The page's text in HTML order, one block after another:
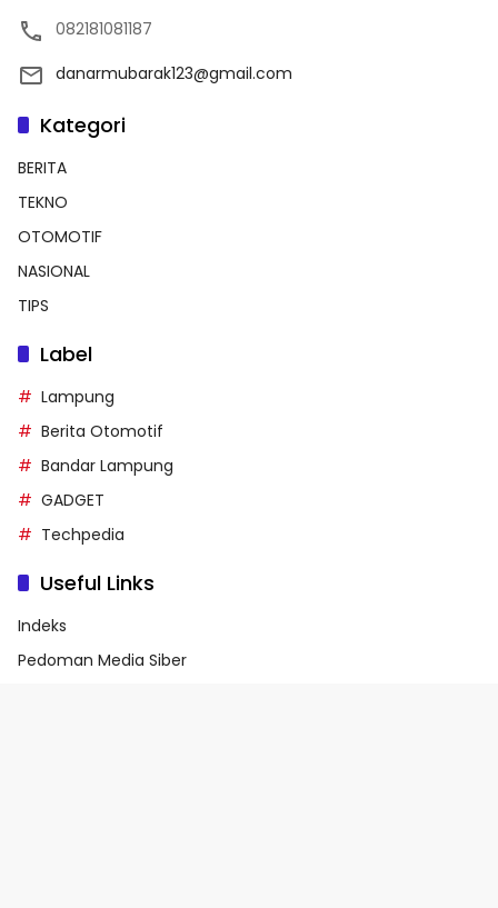
082181081187
danarmubarak123@gmail.com
Kategori
BERITA
TEKNO
OTOMOTIF
NASIONAL
TIPS
Label
Lampung
Berita Otomotif
Bandar Lampung
GADGET
Techpedia
Useful Links
Indeks
Pedoman Media Siber